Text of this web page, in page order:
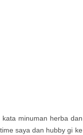
minuman herba dan
saya dan hubby gi ke